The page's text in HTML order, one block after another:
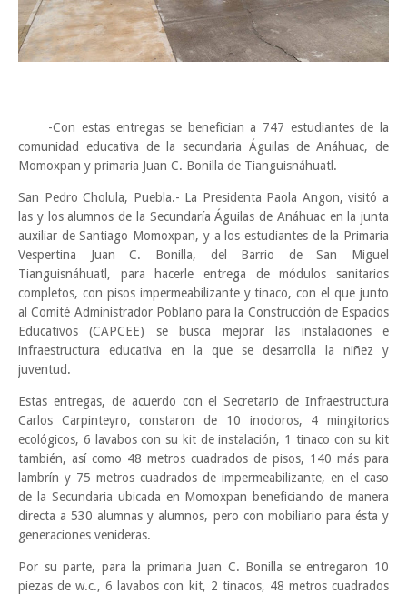
-Con estas entregas se benefician a 747 estudiantes de la
comunidad educativa de la secundaria Águilas de Anáhuac, de
Momoxpan y primaria Juan C. Bonilla de Tianguisnáhuatl.
San Pedro Cholula, Puebla.- La Presidenta Paola Angon, visitó a
las y los alumnos de la Secundaría Águilas de Anáhuac en la junta
auxiliar de Santiago Momoxpan, y a los estudiantes de la Primaria
Vespertina Juan C. Bonilla, del Barrio de San Miguel
Tianguisnáhuatl, para hacerle entrega de módulos sanitarios
completos, con pisos impermeabilizante y tinaco, con el que junto
al Comité Administrador Poblano para la Construcción de Espacios
Educativos (CAPCEE) se busca mejorar las instalaciones e
infraestructura educativa en la que se desarrolla la niñez y
juventud.
Estas entregas, de acuerdo con el Secretario de Infraestructura
Carlos Carpinteyro, constaron de 10 inodoros, 4 mingitorios
ecológicos, 6 lavabos con su kit de instalación, 1 tinaco con su kit
también, así como 48 metros cuadrados de pisos, 140 más para
lambrín y 75 metros cuadrados de impermeabilizante, en el caso
de la Secundaria ubicada en Momoxpan beneficiando de manera
directa a 530 alumnas y alumnos, pero con mobiliario para ésta y
generaciones venideras.
Por su parte, para la primaria Juan C. Bonilla se entregaron 10
piezas de w.c., 6 lavabos con kit, 2 tinacos, 48 metros cuadrados